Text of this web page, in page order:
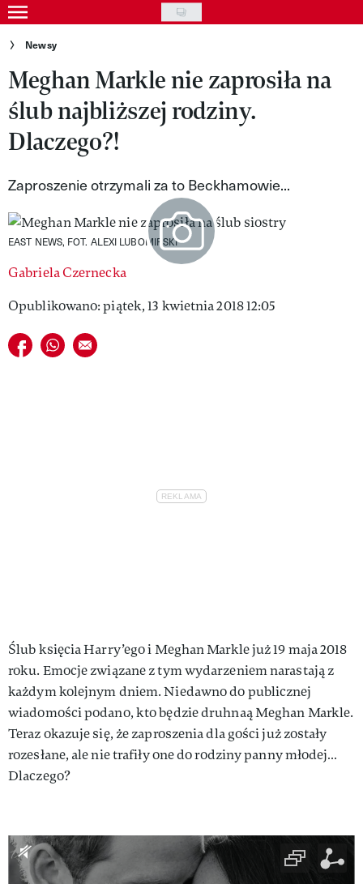
Skip
to
content
Gwiazdy
Ludzie
Moda
Uroda
Styl życia
Kultura
Wideo
Nasze akcje
VIVA!ART
VIVA!MODA
Newsy
Meghan Markle nie zaprosiła na
ślub najbliższej rodziny.
Dlaczego?!
Zaproszenie otrzymali za to Beckhamowie...
EAST NEWS, FOT. ALEXI LUBOMIRSKI
Gabriela Czernecka
Opublikowano: piątek, 13 kwietnia 2018 12:05
Udostępnij na facebook
Udostępnij na whatsapp
E-mail do przyjaciela
Ślub księcia Harry’ego i Meghan Markle już 19 maja 2018
roku. Emocje związane z tym wydarzeniem narastają z
każdym kolejnym dniem. Niedawno do publicznej
wiadomości podano, kto będzie druhnaą Meghan Markle.
Teraz okazuje się, że zaproszenia dla gości już zostały
rozesłane, ale nie trafiły one do rodziny panny młodej…
Dlaczego?